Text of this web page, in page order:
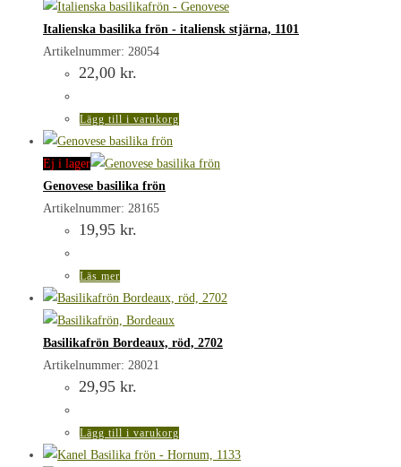
Italienska basilika frön - italiensk stjärna, 1101
Artikelnummer: 28054
22,00 kr.
Lägg till i varukorg
Ej i lager
Genovese basilika frön
Artikelnummer: 28165
19,95 kr.
Läs mer
Basilikafrön Bordeaux, röd, 2702
Artikelnummer: 28021
29,95 kr.
Lägg till i varukorg